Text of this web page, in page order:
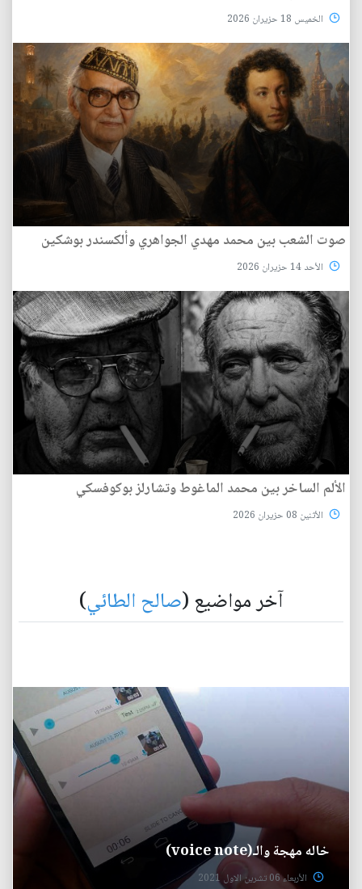
الخميس 18 حزيران 2026
صوت الشعب بين محمد مهدي الجواهري وألكسندر بوشكين
الأحد 14 حزيران 2026
الألم الساخر بين محمد الماغوط وتشارلز بوكوفسكي
الأثنين 08 حزيران 2026
آخر مواضيع (صالح الطائي)
خاله مهجة والـ(voice note)
الأربعاء 06 تشرين الاول 2021